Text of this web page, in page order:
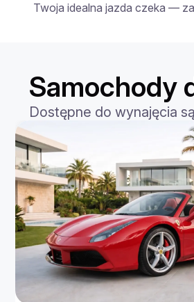
Twoja idealna jazda czeka —
Samochody
Dostępne do wynajęcia